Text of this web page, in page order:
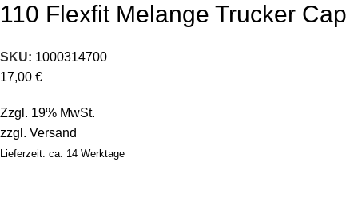
110 Flexfit Melange Trucker Cap
SKU: 1000314700
17,00 €
Zzgl. 19% MwSt.
zzgl. Versand
Lieferzeit: ca. 14 Werktage